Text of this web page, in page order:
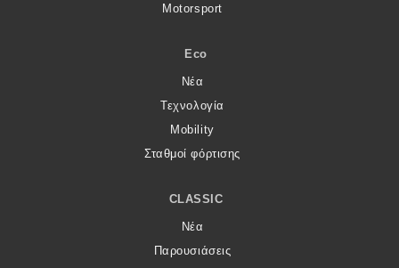
Motorsport
Eco
Νέα
Τεχνολογία
Mobility
Σταθμοί φόρτισης
CLASSIC
Νέα
Παρουσιάσεις